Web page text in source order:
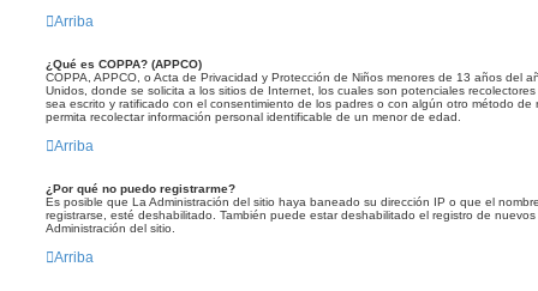
Arriba
¿Qué es COPPA? (APPCO)
COPPA, APPCO, o Acta de Privacidad y Protección de Niños menores de 13 años del
Unidos, donde se solicita a los sitios de Internet, los cuales son potenciales
sea escrito y ratificado con el consentimiento de los padres o con algún otro método
permita recolectar información personal identificable de un menor de edad.
Arriba
¿Por qué no puedo registrarme?
Es posible que La Administración del sitio haya baneado su dirección IP o que el
registrarse, esté deshabilitado. También puede estar deshabilitado el registro de
Administración del sitio.
Arriba